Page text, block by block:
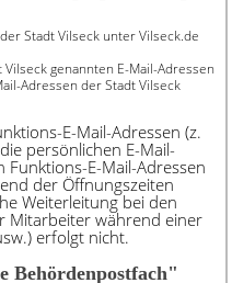
Stadt Vilseck unter Vilseck.de
genannten E-Mail-Adressen
Adressen der Stadt Vilseck
E-Mail-Adressen (z.
persönlichen E-Mail-
E-Mail-Adressen
der Öffnungszeiten
Weiterleitung bei den
Mitarbeiter während einer
erfolgt nicht.
Behördenpostfach"